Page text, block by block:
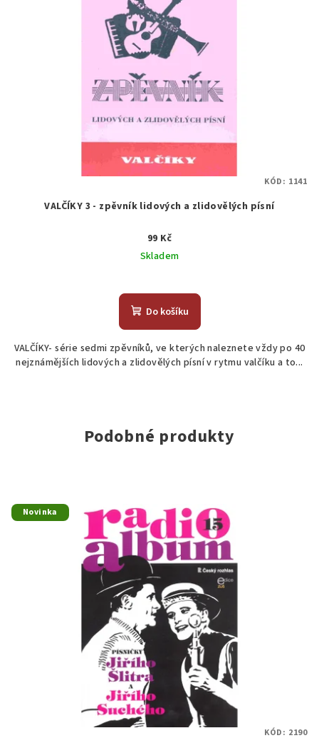
VALČÍKY 3 - zpěvník lidových a zlidovělých písní
99 Kč
Skladem
Do košíku
VALČÍKY- série sedmi zpěvníků, ve kterých naleznete vždy po 40
nejznámějších lidových a zlidovělých písní v rytmu valčíku a to...
KÓD: 1141
Podobné produkty
Novinka
KÓD: 2190